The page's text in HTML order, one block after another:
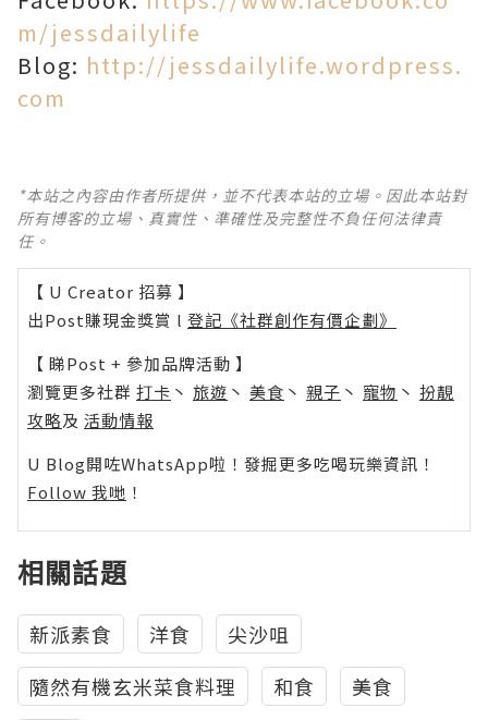
m/jessdailylife
Blog: http://jessdailylife.wordpress.
com
*本站之內容由作者所提供，並不代表本站的立場。因此本站對
所有博客的立場、真實性、準確性及完整性不負任何法律責
任。
【 U Creator 招募 】
出Post賺現金獎賞 l 登記《社群創作有價企劃》
【 睇Post + 參加品牌活動 】
瀏覽更多社群 打卡 丶 旅遊 丶 美食 丶 親子 丶 寵物 丶 扮靚
攻略及 活動情報
U Blog開咗WhatsApp啦！發掘更多吃喝玩樂資訊！
Follow 我哋 ！
相關話題
新派素食 洋食
尖沙咀
隨然有機玄米菜食料理
和食
美食